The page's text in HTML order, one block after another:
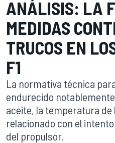
ANÁLISIS: LA
MEDIDAS
TRUCOS EN
F1
La normativa técnica
endurecido
aceite, la temperatura
relacionado con el
del propulsor.